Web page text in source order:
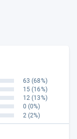
63 (68%)
15 (16%)
12 (13%)
0 (0%)
2 (2%)